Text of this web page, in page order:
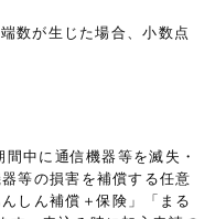
数が生じた場合、小数点
中に通信機器等を滅失・
等の損害を補償する任意
しん補償＋保険」「まる